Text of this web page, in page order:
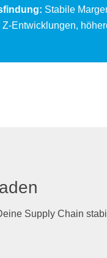
Stabile
Z-Entwicklungen,
Supply Chain